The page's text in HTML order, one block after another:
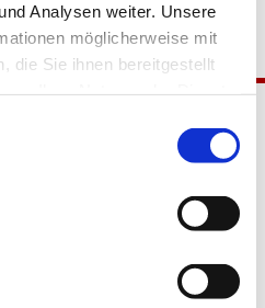
Analysen weiter. Unsere
möglicherweise mit
die Sie ihnen bereitgestellt